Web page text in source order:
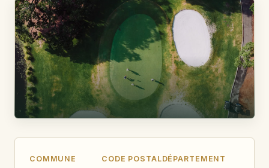
COMMUNE CODE POSTALDÉPARTEMENT